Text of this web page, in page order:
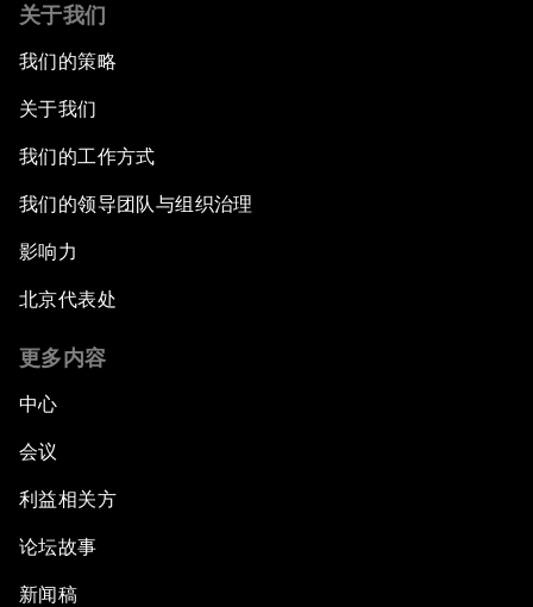
关于我们
我们的策略
关于我们
我们的工作方式
我们的领导团队与组织治理
影响力
北京代表处
更多内容
中心
会议
利益相关方
论坛故事
新闻稿